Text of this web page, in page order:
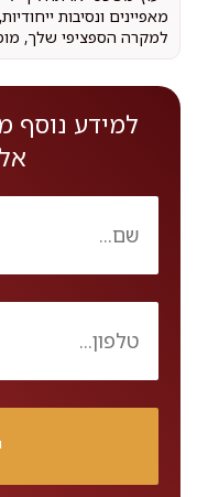
מאפיינים ונסיבות
למקרה הספציפי שלך,
למידע נוסף